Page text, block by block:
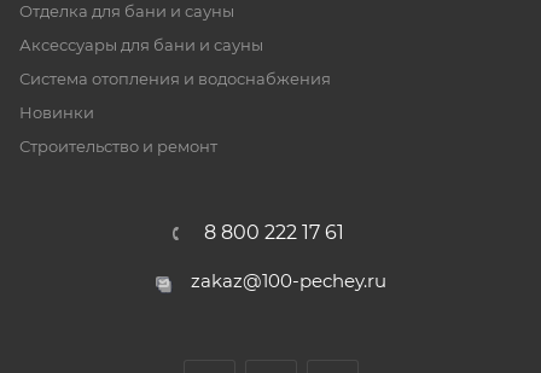
Отделка для бани и сауны
Аксессуары для бани и сауны
Система отопления и водоснабжения
Новинки
Строительство и ремонт
8 800 222 17 61
zakaz@100-pechey.ru